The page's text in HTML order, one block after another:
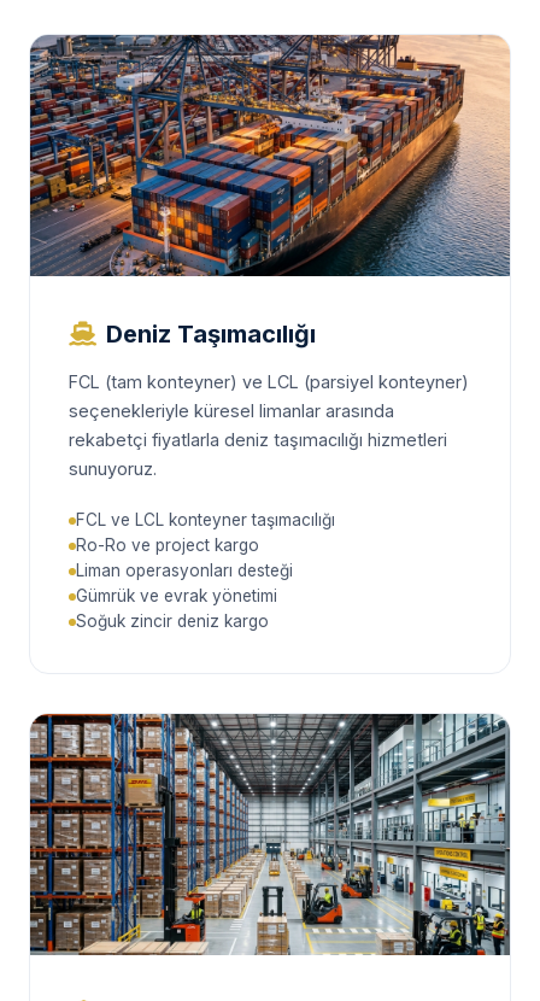
Deniz Taşımacılığı
FCL (tam konteyner) ve LCL (parsiyel konteyner)
seçenekleriyle küresel limanlar arasında
rekabetçi fiyatlarla deniz taşımacılığı hizmetleri
sunuyoruz.
FCL ve LCL konteyner taşımacılığı
Ro-Ro ve project kargo
Liman operasyonları desteği
Gümrük ve evrak yönetimi
Soğuk zincir deniz kargo